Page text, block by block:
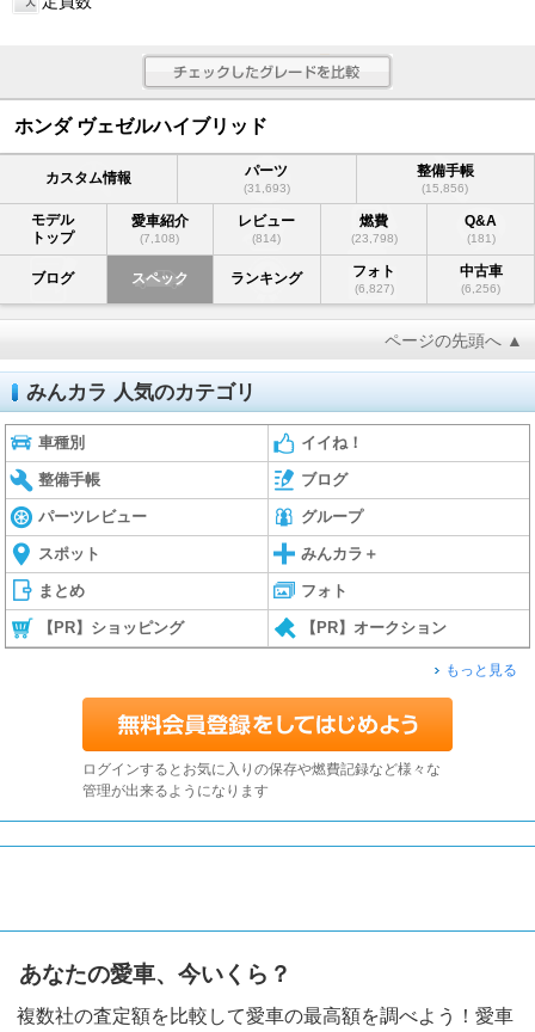
ホンダ ヴェゼルハイブリッド
カスタム情報 パーツ
(31,693)
整備手帳
(15,856)
モデル
トップ
愛車紹介
(7,108)
レビュー
(814)
燃費
(23,798)
Q&A
(181)
ブログ スペック ランキング フォト
(6,827)
中古車
(6,256)
ページの先頭へ ▲
みんカラ 人気のカテゴリ
車種別 イイね！
整備手帳 ブログ
パーツレビュー グループ
スポット みんカラ＋
まとめ フォト
【PR】ショッピング 【PR】オークション
もっと見る
ログインするとお気に入りの保存や燃費記録など様々な
管理が出来るようになります
あなたの愛車、今いくら？
複数社の査定額を比較して愛車の最高額を調べよう！愛車